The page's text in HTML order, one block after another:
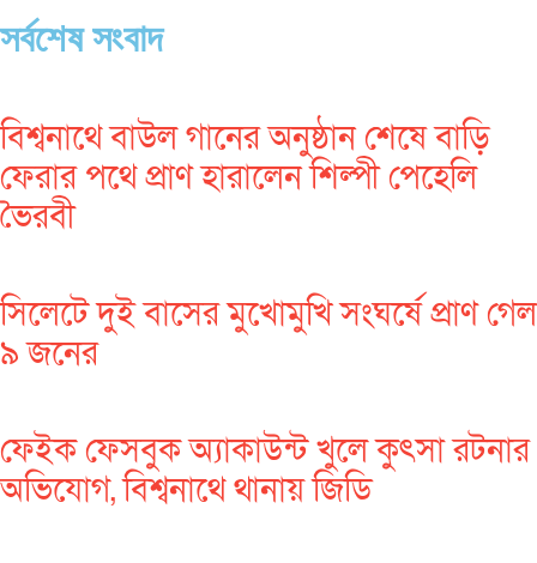
সর্বশেষ সংবাদ
বিশ্বনাথে বাউল গানের অনুষ্ঠান শেষে বাড়ি
ফেরার পথে প্রাণ হারালেন শিল্পী পেহেলি
ভৈরবী
সিলেটে দুই বাসের মুখোমুখি সংঘর্ষে প্রাণ গেল
৯ জনের
ফেইক ফেসবুক অ্যাকাউন্ট খুলে কুৎসা রটনার
অভিযোগ, বিশ্বনাথে থানায় জিডি